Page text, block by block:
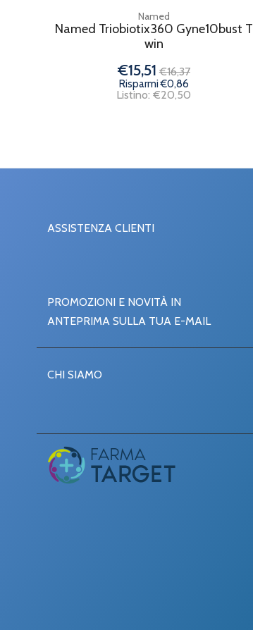
Named
Named Triobiotix360 Gyne10bust T
win
€15,51 €16,37
Risparmi €0,86
Listino: €20,50
ASSISTENZA CLIENTI
PROMOZIONI E NOVITÀ IN
ANTEPRIMA SULLA TUA E-MAIL
CHI SIAMO